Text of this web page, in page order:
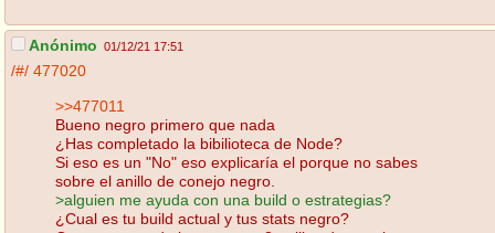
Anónimo 01/12/21 17:51
/#/ 477020
>>477011
Bueno negro primero que nada
¿Has completado la bibilioteca de Node?
Si eso es un "No" eso explicaría el porque no sabes
sobre el anillo de conejo negro.
>alguien me ayuda con una build o estrategias?
¿Cual es tu build actual y tus stats negro?